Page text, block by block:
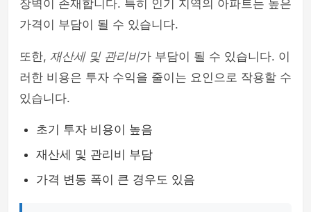
장벽이 존재합니다. 특히 인기 지역의 아파트는 높은
가격이 부담이 될 수 있습니다.
또한, 재산세 및 관리비가 부담이 될 수 있습니다. 이
러한 비용은 투자 수익을 줄이는 요인으로 작용할 수
있습니다.
초기 투자 비용이 높음
재산세 및 관리비 부담
가격 변동 폭이 큰 경우도 있음